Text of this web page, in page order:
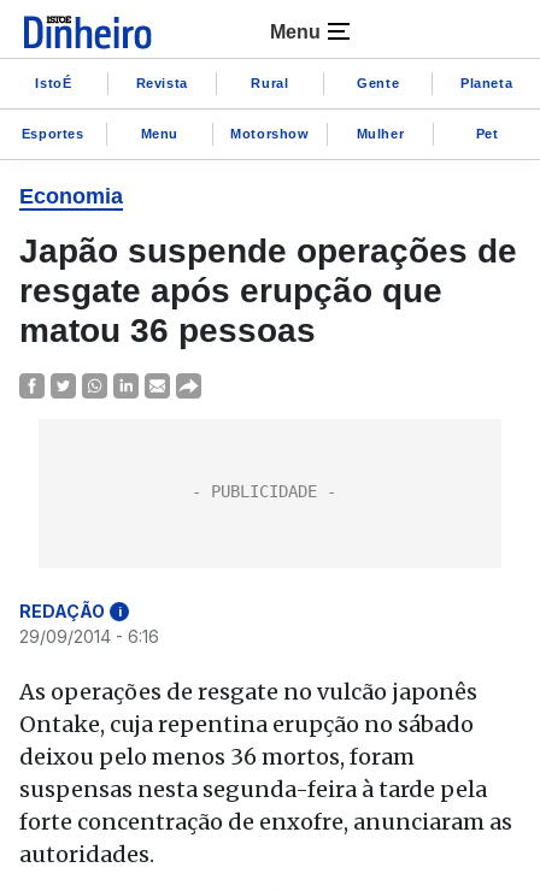
Menu
IstoÉ Revista Rural Gente Planeta
Esportes Menu Motorshow Mulher Pet
Economia
Japão suspende operações de
resgate após erupção que
matou 36 pessoas
REDAÇÃO i
29/09/2014 - 6:16
As operações de resgate no vulcão japonês
Ontake, cuja repentina erupção no sábado
deixou pelo menos 36 mortos, foram
suspensas nesta segunda-feira à tarde pela
forte concentração de enxofre, anunciaram as
autoridades.